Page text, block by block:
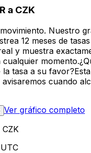
a CZK
Nuestro
12 meses de
y muestra
tasa a su
cuando
Ver gráfico completo